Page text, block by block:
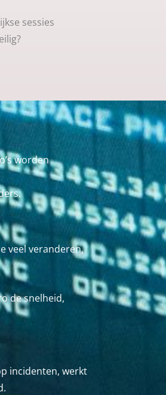
sessies
worden
veel veranderen,
de snelheid,
incidenten, werkt